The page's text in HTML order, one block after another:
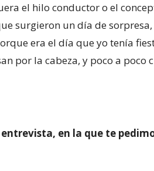
el hilo conductor o el
surgieron un día de
era el día que yo tenía
por la cabeza, y poco a
en la que te